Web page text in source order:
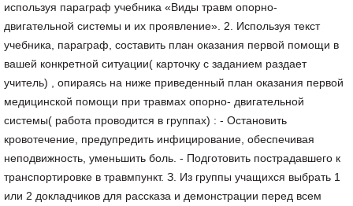
используя параграф учебника «Виды травм опорно-
двигательной системы и их проявление». 2. Используя текст
учебника, параграф, составить план оказания первой помощи в
вашей конкретной ситуации( карточку с заданием раздает
учитель) , опираясь на ниже приведенный план оказания первой
медицинской помощи при травмах опорно- двигательной
системы( работа проводится в группах) : - Остановить
кровотечение, предупредить инфицирование, обеспечивая
неподвижность, уменьшить боль. - Подготовить пострадавшего к
транспортировке в травмпункт. З. Из группы учащихся выбрать 1
или 2 докладчиков для рассказа и демонстрации перед всем